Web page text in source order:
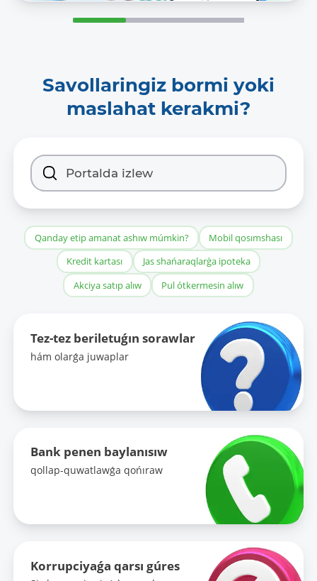
Savollaringiz bormi yoki
maslahat kerakmi?
Qanday etip amanat ashıw múmkin?
Mobil qosımshası
Kredit kartası
Jas shańaraqlarǵa ipoteka
Akciya satıp alıw
Pul ótkermesin alıw
Tez-tez beriletuǵın sorawlar
hám olarǵa juwaplar
Bank penen baylanısıw
qollap-quwatlawǵa qońıraw
Korrupciyaǵa qarsı gúres